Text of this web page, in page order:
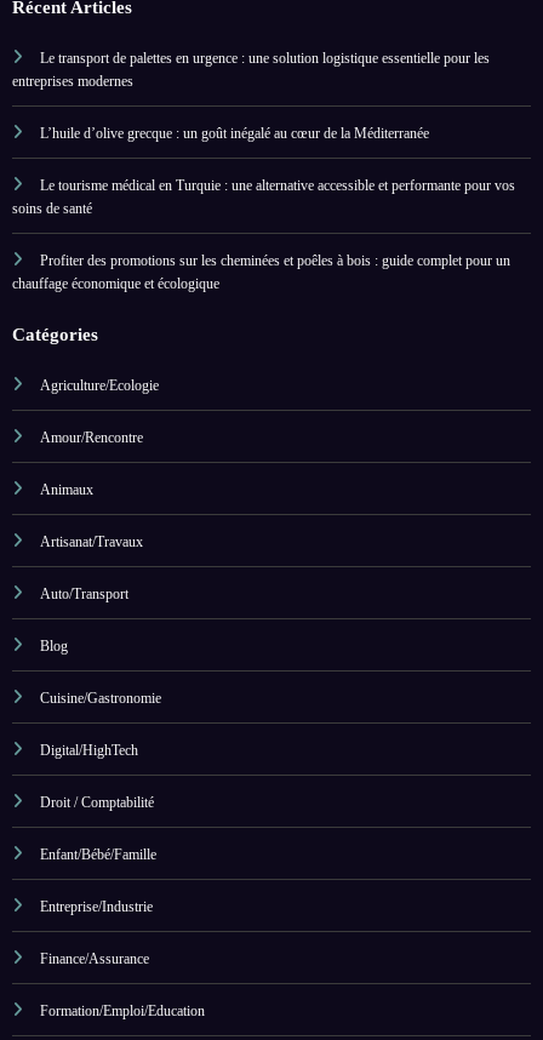
Récent Articles
Le transport de palettes en urgence : une solution logistique essentielle pour les
entreprises modernes
L’huile d’olive grecque : un goût inégalé au cœur de la Méditerranée
Le tourisme médical en Turquie : une alternative accessible et performante pour vos
soins de santé
Profiter des promotions sur les cheminées et poêles à bois : guide complet pour un
chauffage économique et écologique
Catégories
Agriculture/Ecologie
Amour/Rencontre
Animaux
Artisanat/Travaux
Auto/Transport
Blog
Cuisine/Gastronomie
Digital/HighTech
Droit / Comptabilité
Enfant/Bébé/Famille
Entreprise/Industrie
Finance/Assurance
Formation/Emploi/Education